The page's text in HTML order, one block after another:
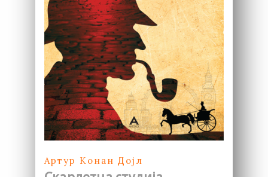
Артур Конан Дојл